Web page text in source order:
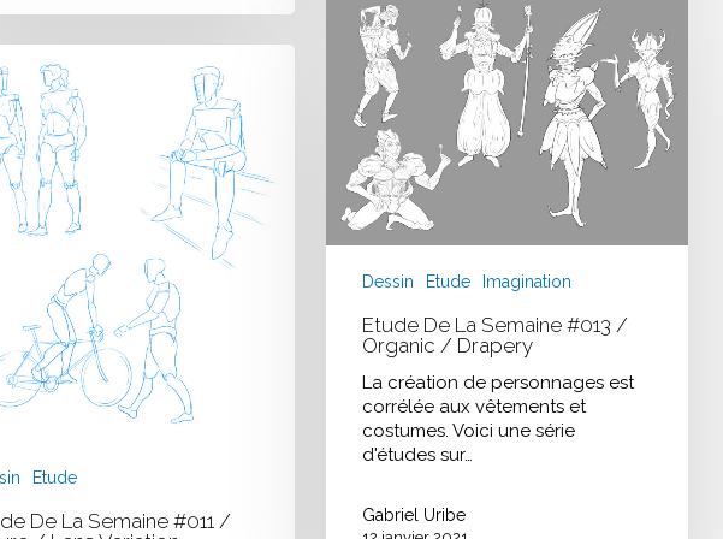
semaine
#013
Organic
Drapery
Dessin Etude Imagination
Etude De La Semaine #013 /
Organic / Drapery
La création de personnages est
corrélée aux vêtements et
costumes. Voici une série
d'études sur…
Gabriel Uribe
Etude
De La Semaine #011 /